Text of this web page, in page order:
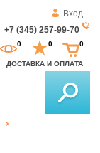
Вход
+7 (345) 257-99-70
ДОСТАВКА И ОПЛАТА
0 0 0